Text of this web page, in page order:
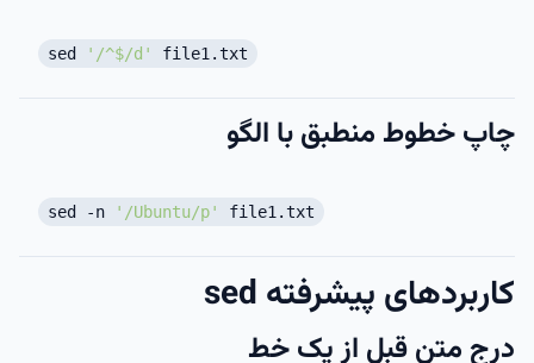
sed '/^$/d' file1.txt
چاپ خطوط منطبق با الگو
sed -n '/Ubuntu/p' file1.txt
کاربردهای پیشرفته sed
درج متن قبل از یک خط